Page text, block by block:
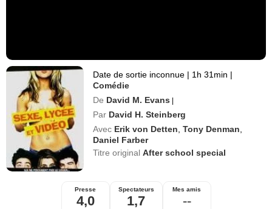
Date de sortie inconnue | 1h 31min |
Comédie
De David M. Evans |
Par David H. Steinberg
Avec Erik von Detten ,Tony Denman
Daniel Farber
Titre originalAfter school special
Presse
4,0
Spectateurs
1,7
Mes amis
--